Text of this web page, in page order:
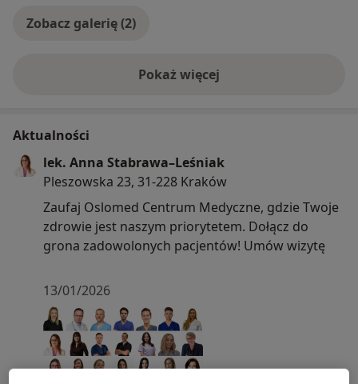
trądziku.
Zobacz galerię (2)
Pokaż więcejo doświadczeniu
Aktualności
lek. Anna Stabrawa–Leśniak
Pleszowska 23, 31-228 Kraków
Zaufaj Oslomed Centrum Medyczne, gdzie Twoje
zdrowie jest naszym priorytetem. Dołącz do
grona zadowolonych pacjentów! Umów wizytę
13/01/2026